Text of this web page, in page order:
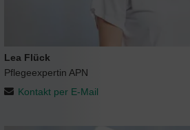
Lea Flück
Pflegeexpertin APN
Kontakt per E-Mail